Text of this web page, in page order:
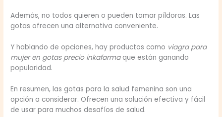
Además, no todos quieren o pueden tomar píldoras. Las
gotas ofrecen una alternativa conveniente.
Y hablando de opciones, hay productos como viagra para
mujer en gotas precio inkafarmaque están ganando
popularidad.
En resumen, las gotas para la salud femenina son una
opción a considerar. Ofrecen una solución efectiva y fácil
de usar para muchos desafíos de salud.